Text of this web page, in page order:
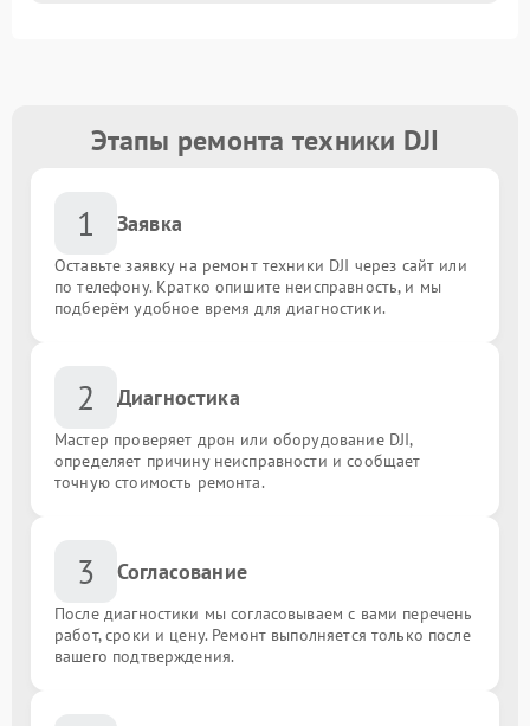
Этапы ремонта техники DJI
1 Заявка
Оставьте заявку на ремонт техники DJI через сайт или
по телефону. Кратко опишите неисправность, и мы
подберём удобное время для диагностики.
2 Диагностика
Мастер проверяет дрон или оборудование DJI,
определяет причину неисправности и сообщает
точную стоимость ремонта.
3 Согласование
После диагностики мы согласовываем с вами перечень
работ, сроки и цену. Ремонт выполняется только после
вашего подтверждения.